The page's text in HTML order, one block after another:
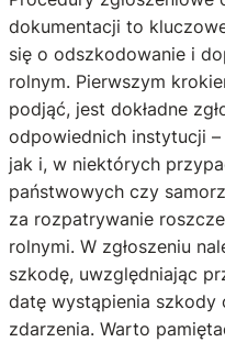
dokumentacji to
się o odszkodowanie i
rolnym. Pierwszym
podjąć, jest dokładne
odpowiednich instytucji
jak i, w niektórych
państwowych czy
za rozpatrywanie
rolnymi. W zgłoszeniu
szkodę, uwzględniając
datę wystąpienia szkody
zdarzenia. Warto